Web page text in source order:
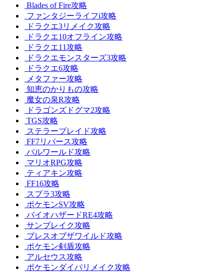
Blades of Fire攻略
ファンタジーライフi攻略
ドラクエ3リメイク攻略
ドラクエ10オフライン攻略
ドラクエ11攻略
ドラクエモンスターズ3攻略
ドラクエ6攻略
メタファー攻略
知恵のかりもの攻略
魔女の泉R攻略
ドラゴンズドグマ2攻略
TGS攻略
ステラーブレイド攻略
FF7リバース攻略
パルワールド攻略
マリオRPG攻略
ティアキン攻略
FF16攻略
スプラ3攻略
ポケモンSV攻略
バイオハザードRE4攻略
サンブレイク攻略
ブレスオブザワイルド攻略
ポケモン剣盾攻略
アルセウス攻略
ポケモンダイパリメイク攻略